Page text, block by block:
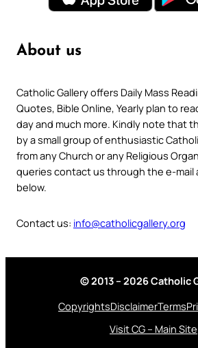
About us
Catholic Gallery offers Daily Mass
Quotes, Bible Online, Yearly plan to
day and much more. Kindly note that
by a small group of enthusiastic
from any Church or any Religious
queries contact us through the e-mail
below.
Contact us: info@catholicgallery.org
© 2013 – 2026 Catholic
CopyrightsDisclaimerTerms
Visit CG – Main Site